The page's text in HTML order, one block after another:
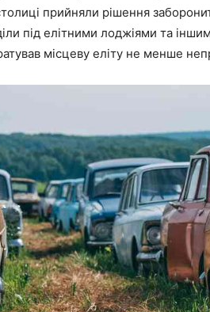
прийняли рішення
під елітними лоджіями та
місцеву еліту не менше